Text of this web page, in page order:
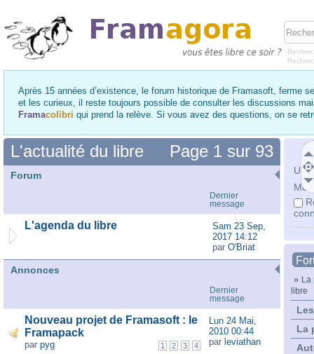
Après 15 années d’existence, le forum historique de Framasoft, ferme
et les curieux, il reste toujours possible de consulter les discussions
Framacolibri qui prend la relève. Si vous avez des questions, on se
Mot
» La
libre
La
Page 1 sur 93
L'actualité du libre
Forum
Dernier
message
L'agenda du libre
Sam 23 Sep,
2017 14:12
par O'Briat
Annonces
Dernier
message
Nouveau projet de Framasoft : le
Framapack
1 2 3 4
par pyg
Lun 24 Mai,
2010 00:44
par leviathan